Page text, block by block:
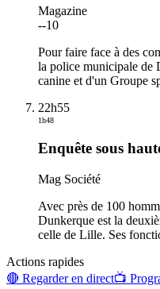
Magazine
--10
Pour faire face à des
la police municipale de
canine et d'un Groupe
22h55
1h48
Enquête sous
Mag Société
Avec près de 100
Dunkerque est la
celle de Lille. Ses
Actions rapides
🔴 Regarder en direct📺